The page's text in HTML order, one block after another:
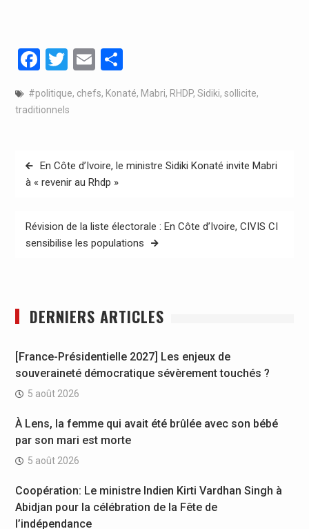
Facebook
Twitter
EmailPartager
#politique, chefs, Konaté, Mabri, RHDP, Sidiki, sollicite,
traditionnels
Navigation
de
En Côte d’Ivoire, le ministre Sidiki Konaté invite Mabri
à « revenir au Rhdp »
Révision de la liste électorale : En Côte d’Ivoire, CIVIS CI
sensibilise les populations
DERNIERS ARTICLES
[France-Présidentielle 2027] Les enjeux de
souveraineté démocratique sévèrement touchés ?
5 août 2026
À Lens, la femme qui avait été brûlée avec son bébé
par son mari est morte
5 août 2026
Coopération: Le ministre Indien Kirti Vardhan Singh à
Abidjan pour la célébration de la Fête de
l’indépendance